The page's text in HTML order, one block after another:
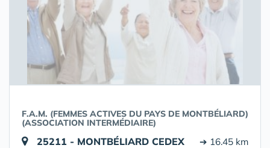
F.A.M. (FEMMES ACTIVES DU PAYS DE MONTBÉLIARD)
(ASSOCIATION INTERMÉDIAIRE)
25211 - MONTBÉLIARD CEDEX ➔ 16.45 km